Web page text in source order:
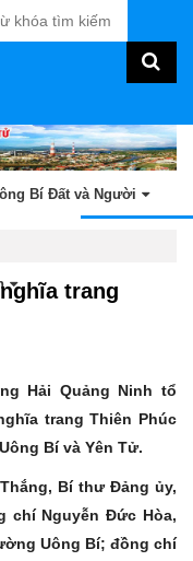
Bí Đất và Người
trang
Hải Quảng Ninh tổ
trang Thiên Phúc
Bí và Yên Tử.
Bí thư Đảng ủy,
chí Nguyễn Đức Hòa,
Uông Bí; đồng chí